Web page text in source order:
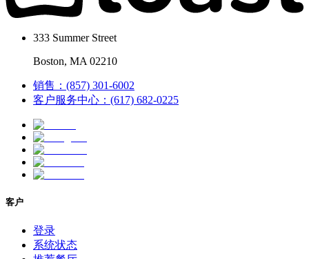
333 Summer Street
Boston, MA 02210
销售：(857) 301-6002
客户服务中心：(617) 682-0225
客户
登录
系统状态